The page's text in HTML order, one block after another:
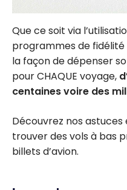
Que ce soit via
programmes de
la façon de dépenser
pour CHAQUE voyage,
centaines voire des
Découvrez nos
trouver des vols à bas
billets d’avion.